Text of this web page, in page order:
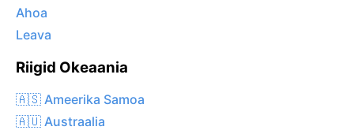
Ahoa
Leava
Riigid Okeaania
🇦🇸 Ameerika Samoa
🇦🇺 Austraalia